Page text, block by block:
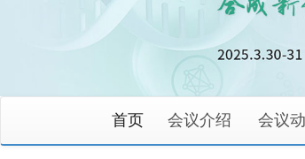
首页 会议介绍 会议